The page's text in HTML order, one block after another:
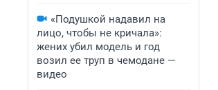
«Подушкой надавил на
лицо, чтобы не кричала»:
жених убил модель и год
возил ее труп в чемодане —
видео